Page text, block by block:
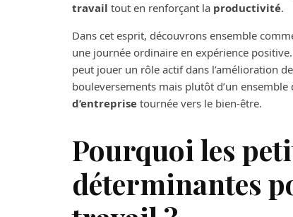
travail tout en renforçant la productivité.
Dans cet esprit, découvrons ensemble
une journée ordinaire en expérience
peut jouer un rôle actif dans l’amélioration
bouleversements mais plutôt d’un
d’entreprise tournée vers le bien-être.
Pourquoi les
déterminantes